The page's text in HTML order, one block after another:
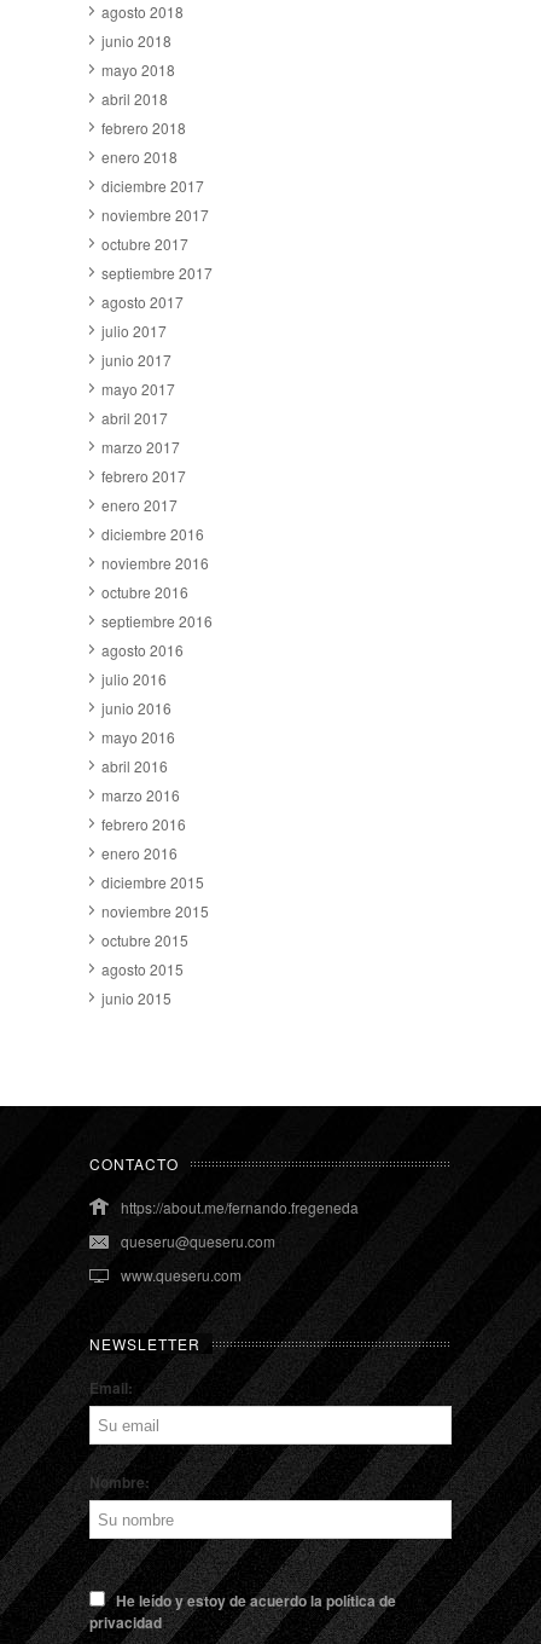
agosto 2018
junio 2018
mayo 2018
abril 2018
febrero 2018
enero 2018
diciembre 2017
noviembre 2017
octubre 2017
septiembre 2017
agosto 2017
julio 2017
junio 2017
mayo 2017
abril 2017
marzo 2017
febrero 2017
enero 2017
diciembre 2016
noviembre 2016
octubre 2016
septiembre 2016
agosto 2016
julio 2016
junio 2016
mayo 2016
abril 2016
marzo 2016
febrero 2016
enero 2016
diciembre 2015
noviembre 2015
octubre 2015
agosto 2015
junio 2015
CONTACTO
https://about.me/fernando.fregeneda
queseru@queseru.com
www.queseru.com
NEWSLETTER
Email:
Nombre:
He leído y estoy de acuerdo la política de
privacidad